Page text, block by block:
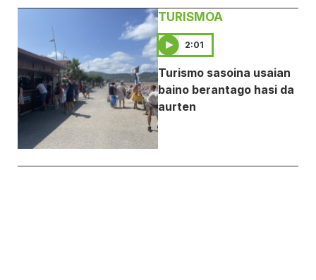
TURISMOA
2:01
Turismo sasoina usaian
baino berantago hasi da
aurten